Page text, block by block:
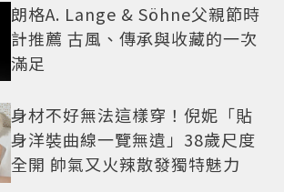
朗格A. Lange & Söhne父親節時
計推薦 古風、傳承與收藏的一次
滿足
身材不好無法這樣穿！倪妮「貼
身洋裝曲線一覽無遺」38歲尺度
全開 帥氣又火辣散發獨特魅力